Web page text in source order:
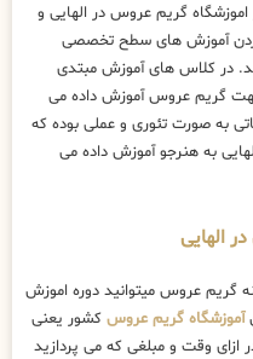
گریم عروس در الهایی و
آموزش های سطح تخصصی
کند. در کلاس های آموزش مبتدی
گریم عروس آموزش داده می
به صورت تئوری و عملی بوده که
به هنرجو آموزش داده می
الهایی
گریم عروس میتوانید دوره اموزش
آموزشگاه گریم عروس کشور یعنی
ازای وقت و مبلغی که می پردازید